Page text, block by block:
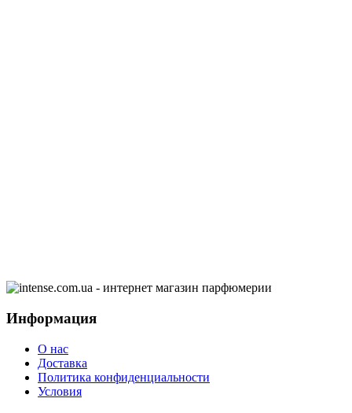
Информация
О нас
Доставка
Политика конфиденциальности
Условия